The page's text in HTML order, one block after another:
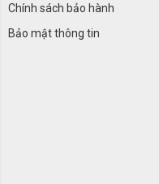
Chính sách bảo hành
Bảo mật thông tin